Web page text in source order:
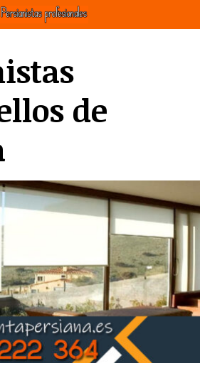
de